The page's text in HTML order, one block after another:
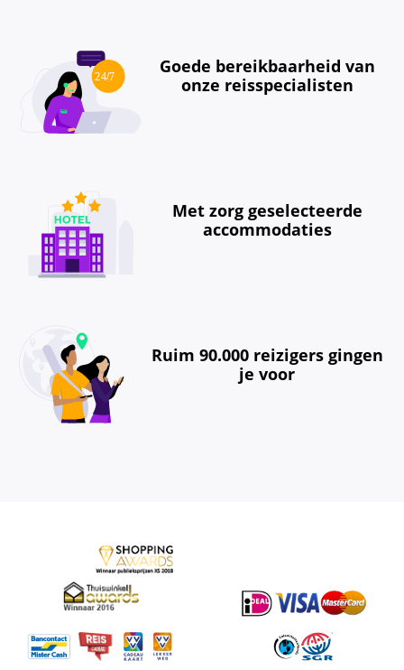
Goede bereikbaarheid van
onze reisspecialisten
Met zorg geselecteerde
accommodaties
Ruim 90.000 reizigers gingen
je voor